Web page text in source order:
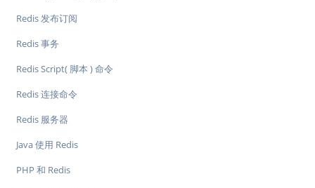
Redis 发布订阅
Redis 事务
Redis Script( 脚本 ) 命令
Redis 连接命令
Redis 服务器
Java 使用 Redis
PHP 和 Redis